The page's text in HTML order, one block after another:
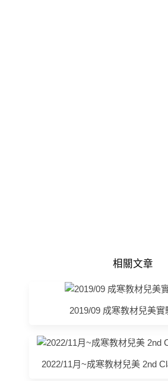
相關文章
2019/09 成寒教材兒美實
2022/11月~成寒教材兒美 2nd